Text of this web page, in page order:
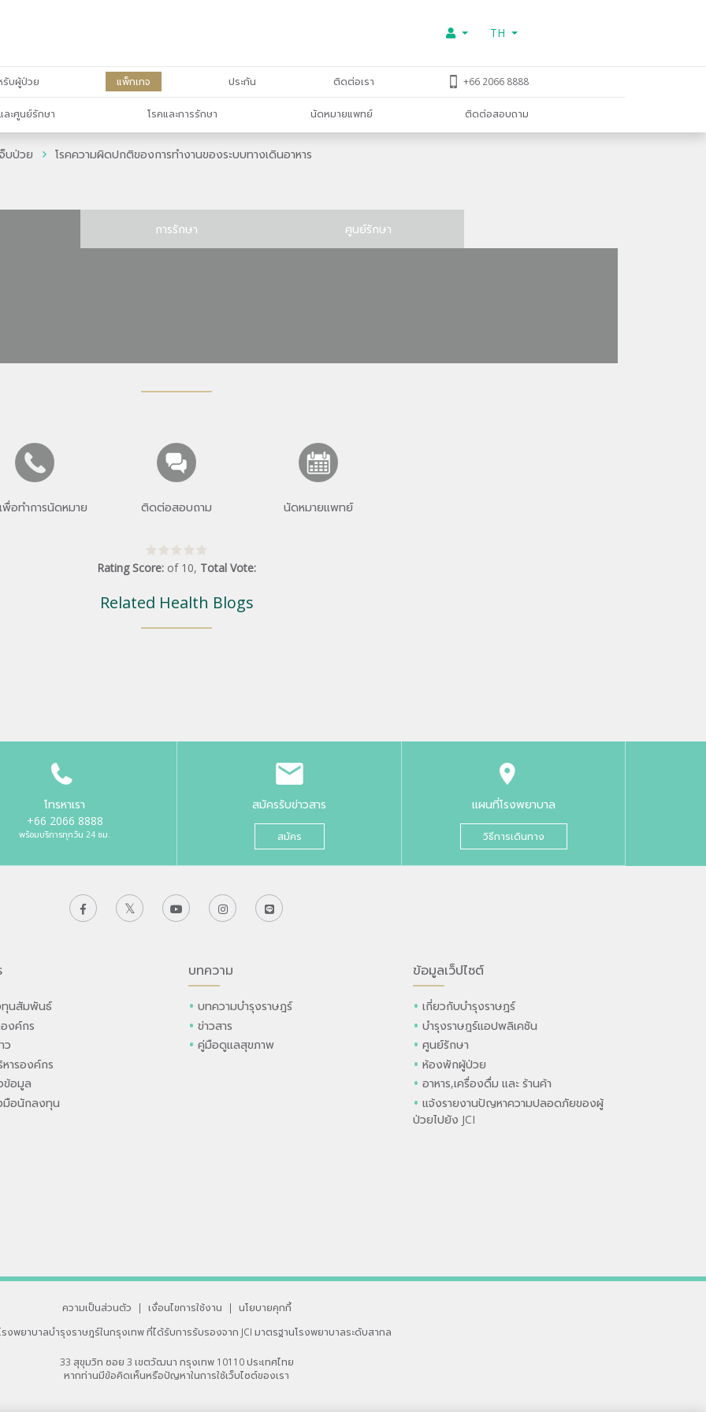
TH
รับผู้ป่วย แพ็กเกจ ประกัน ติดต่อเรา +66 2066 8888
ะศูนย์รักษา โรคและการรักษา นัดหมายแพทย์ ติดต่อสอบถาม
จ็บป่วย โรคความผิดปกติของการทำงานของระบบทางเดินอาหาร
การรักษา ศูนย์รักษา
พื่อทำการนัดหมาย ติดต่อสอบถาม นัดหมายแพทย์
Rating Score: of 10, Total Vote:
Related Health Blogs
โทรหาเรา
+66 2066 8888
พร้อมบริการทุกวัน 24 ชม.
สมัครรับข่าวสาร
สมัคร
แผนที่โรงพยาบาล
วิธีการเดินทาง
นสัมพันธ์
งค์กร
ว
หารองค์กร
ข้อมูล
มือนักลงทุน
บทความ
บทความบำรุงราษฎร์
ข่าวสาร
คู่มือดูแลสุขภาพ
ข้อมูลเว็ปไซต์
เกี่ยวกับบำรุงราษฎร์
บำรุงราษฎร์แอปพลิเคชัน
ศูนย์รักษา
ห้องพักผู้ป่วย
อาหาร,เครื่องดื่ม และ ร้านค้า
แจ้งรายงานปัญหาความปลอดภัยของผู้
ป่วยไปยัง JCI
ความเป็นส่วนตัว | เงื่อนไขการใช้งาน |
นโยบายคุกกี้
งพยาบาลบำรุงราษฎร์ในกรุงเทพที่ได้รับการรับรองจาก JCI มาตรฐานโรงพยาบาลระดับสากล
33 สุขุมวิท ซอย 3 เขตวัฒนา กรุงเทพ 10110 ประเทศไทย
หากท่านมีข้อคิดเห็นหรือปัญหาในการใช้เว็บไซต์ของเรา